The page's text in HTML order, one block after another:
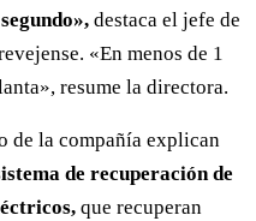
destaca el jefe de
«En menos de 1
resume la directora.
de la compañía explican
de recuperación de
que recuperan